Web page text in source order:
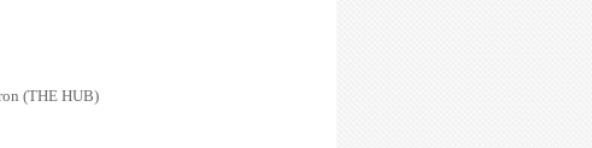
(THE HUB)